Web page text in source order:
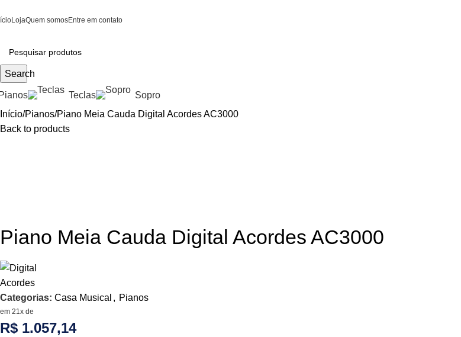
LojaQuem somosEntre em contato
Search
Teclas Sopro
Início Pianos Piano Meia Cauda Digital Acordes AC3000
Back to products
Piano Meia Cauda Digital Acordes AC3000
Categorias: Casa Musical , Pianos
em 21x de
R$ 1.057,14